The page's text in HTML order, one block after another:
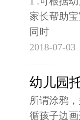
家长帮助
同时
2018-07-03
幼儿园
所谓涂鸦
循孩子边